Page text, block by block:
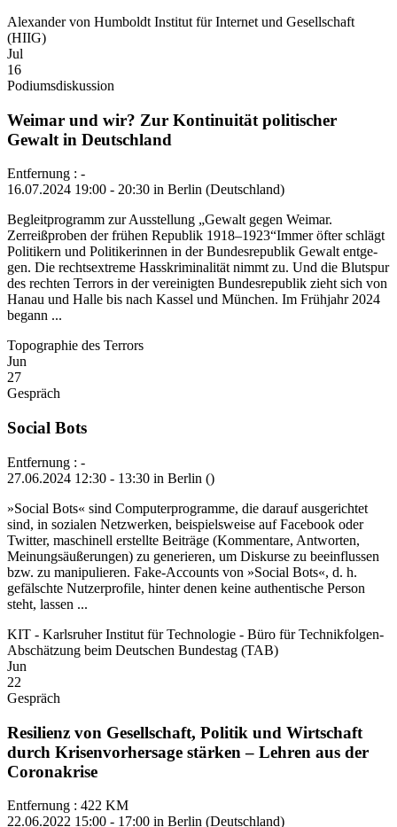
Alexander von Humboldt Institut für Internet und Gesellschaft
(HIIG)
Jul
16
Podiumsdiskussion
Weimar und wir? Zur Kontinuität politischer
Gewalt in Deutschland
Entfernung : -
16.07.2024 19:00 - 20:30 in Berlin (Deutschland)
Begleitprogramm zur Ausstellung „Gewalt gegen Weimar.
Zerreißproben der frühen Republik 1918–1923“Immer öfter schlägt
Politikern und Politikerinnen in der Bundesrepublik Gewalt entge-
gen. Die rechtsextreme Hasskriminalität nimmt zu. Und die Blutspur
des rechten Terrors in der vereinigten Bundesrepublik zieht sich von
Hanau und Halle bis nach Kassel und München. Im Frühjahr 2024
begann ...
Topographie des Terrors
Jun
27
Gespräch
Social Bots
Entfernung : -
27.06.2024 12:30 - 13:30 in Berlin ()
»Social Bots« sind Computerprogramme, die darauf ausgerichtet
sind, in sozialen Netzwerken, beispielsweise auf Facebook oder
Twitter, maschinell erstellte Beiträge (Kommentare, Antworten,
Meinungsäußerungen) zu generieren, um Diskurse zu beeinflussen
bzw. zu manipulieren. Fake-Accounts von »Social Bots«, d. h.
gefälschte Nutzerprofile, hinter denen keine authentische Person
steht, lassen ...
KIT - Karlsruher Institut für Technologie - Büro für Technikfolgen-
Abschätzung beim Deutschen Bundestag (TAB)
Jun
22
Gespräch
Resilienz von Gesellschaft, Politik und Wirtschaft
durch Krisenvorhersage stärken – Lehren aus der
Coronakrise
Entfernung : 422 KM
22.06.2022 15:00 - 17:00 in Berlin (Deutschland)